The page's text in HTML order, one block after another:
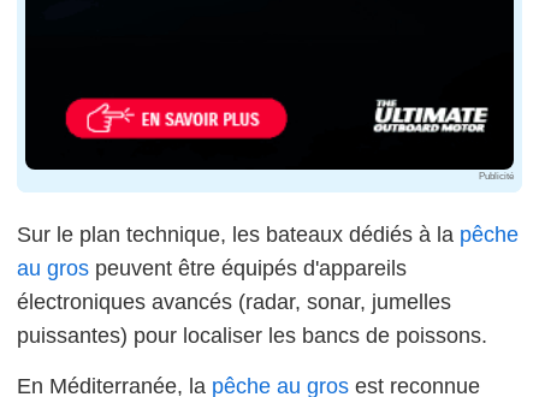
Publicité
Sur le plan technique, les bateaux dédiés à la pêche
au gros peuvent être équipés d'appareils
électroniques avancés (radar, sonar, jumelles
puissantes) pour localiser les bancs de poissons.
En Méditerranée, la pêche au gros est reconnue